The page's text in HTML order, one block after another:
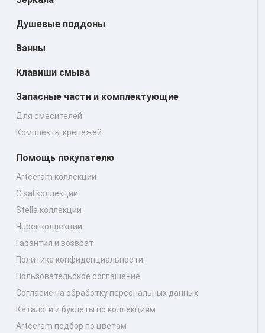
Душевые поддоны
Ванны
Клавиши смыва
Запасные части и комплектующие
Для смесителей
Комплекты крепежей
Помощь покупателю
Artceram коллекции
Cisal коллекции
Stella коллекции
Huber коллекции
Гарантия и возврат
Политика конфиденциальности
Пользовательское соглашение
Согласие на обработку персональных данных
Каталоги и буклеты по коллекциям
Artceram подбор по цветам